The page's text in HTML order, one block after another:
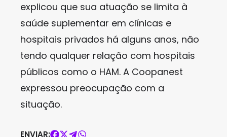
explicou que sua atuação se limita à
saúde suplementar em clínicas e
hospitais privados há alguns anos, não
tendo qualquer relação com hospitais
públicos como o HAM. A Coopanest
expressou preocupação com a
situação.
ENVIAR: